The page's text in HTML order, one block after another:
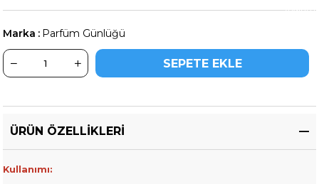
İndirim
Marka : Parfüm Günlüğü
ÜRÜN ÖZELLIKLERI
Kullanımı: